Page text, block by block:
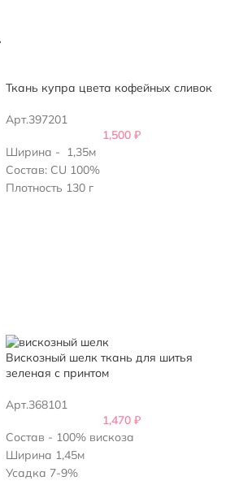
Ткань купра цвета кофейных сливок
Арт.397201
1,500 ₽
Ширина - 1,35м
Состав: CU 100%
Плотность 130 г
Вискозный шелк ткань для шитья
зеленая с принтом
Арт.368101
1,470 ₽
Состав - 100% вискоза
Ширина 1,45м
Усадка 7-9%